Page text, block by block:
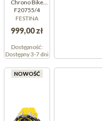
Chrono Bike
F20755/4
(F207554)
FESTINA
999,00 zł
Dostępność:
Dostępny 3-7 dni
NOWOŚĆ